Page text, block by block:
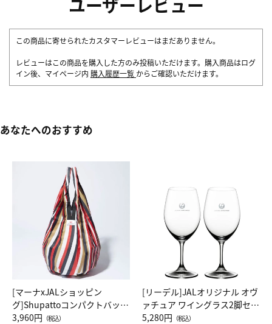
この商品に寄せられたカスタマーレビューはまだありません。
レビューはこの商品を購入した方のみ投稿いただけます。購入商品はログ
イン後、マイページ内 購入履歴一覧 からご確認いただけます。
あなたへのおすすめ
[マーナxJALショッピン
グ]Shupattoコンパクトバッグ
Drop JAL客室乗務員（LC）ス
3,960円 （税込）
[リーデル]JALオリジナル オヴ
ァチュア ワイングラス2脚セッ
ト（レッドワイン）
5,280円 （税込）